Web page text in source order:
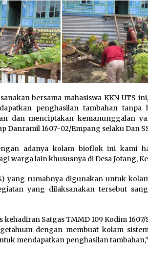
bersama mahasiswa KKN UTS
penghasilan tambahan
dan menciptakan kemanunggalan
Danramil 1607-02/Empang selaku Dan
adanya kolam bioflok ini kami
warga lain khususnya di Desa Jotang,
yang rumahnya digunakan untuk
yang dilaksanakan tersebut
kehadiran Satgas TMMD 109 Kodim
dengan membuat kolam
mendapatkan penghasilan